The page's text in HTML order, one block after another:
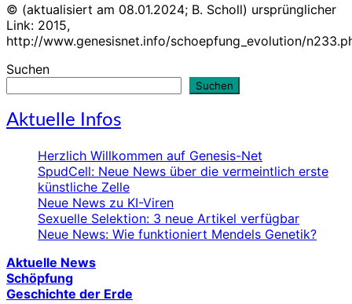
© (aktualisiert am 08.01.2024; B. Scholl) ursprünglicher
Link: 2015,
http://www.genesisnet.info/schoepfung_evolution/
Suchen
Suchen
Aktuelle Infos
Herzlich Willkommen auf Genesis-Net
SpudCell: Neue News über die vermeintlich erste
künstliche Zelle
Neue News zu KI-Viren
Sexuelle Selektion: 3 neue Artikel verfügbar
Neue News: Wie funktioniert Mendels Genetik?
Aktuelle News
Schöpfung
Geschichte der Erde